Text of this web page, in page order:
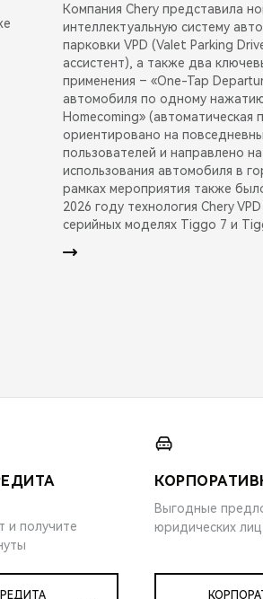
Компания Chery представила
интеллектуальную систему
парковки VPD (Valet Parking
ассистент), а также два
применения – «One-Tap
автомобиля по одному
Homecoming» (автоматическая
ориентировано на
пользователей и направлено
использования автомобиля в
рамках мероприятия также
2026 году технология Chery
серийных моделях Tiggo 7 и
и получите
Выгодные
юридических лиц